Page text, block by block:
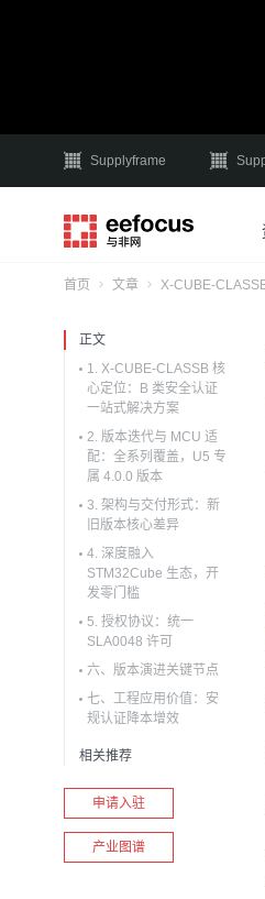
Supplyframe
首页 文章 X-CUBE-
正文
1. X-CUBE-CLASSB 核
心定位：B 类安全认证
一站式解决方案
2. 版本迭代与 MCU 适
配：全系列覆盖，U5 专
属 4.0.0 版本
3. 架构与交付形式：新
旧版本核心差异
4. 深度融入
STM32Cube 生态，开
发零门槛
5. 授权协议：统一
SLA0048 许可
六、版本演进关键节点
七、工程应用价值：安
规认证降本增效
相关推荐
申请入驻
产业图谱